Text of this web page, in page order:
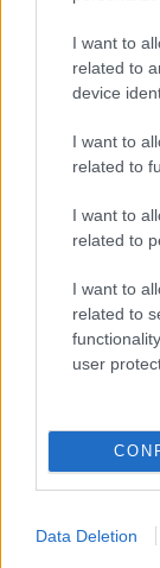
I want to
related to
device
I want to
related to
I want to
related to
I want to
related to
user
Data Deletion
gli
non ultimo
economici.
sociale della
essere posto
non gli
la mente
Suor Anna
Nicolaporro.it
essere sempre